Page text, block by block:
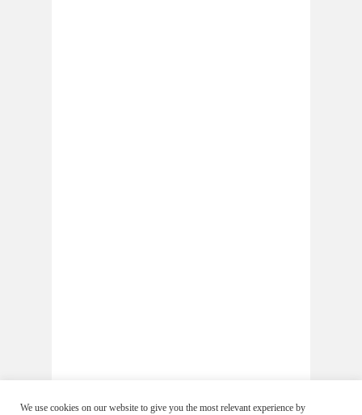
We use cookies on our website to give you the most relevant experience by